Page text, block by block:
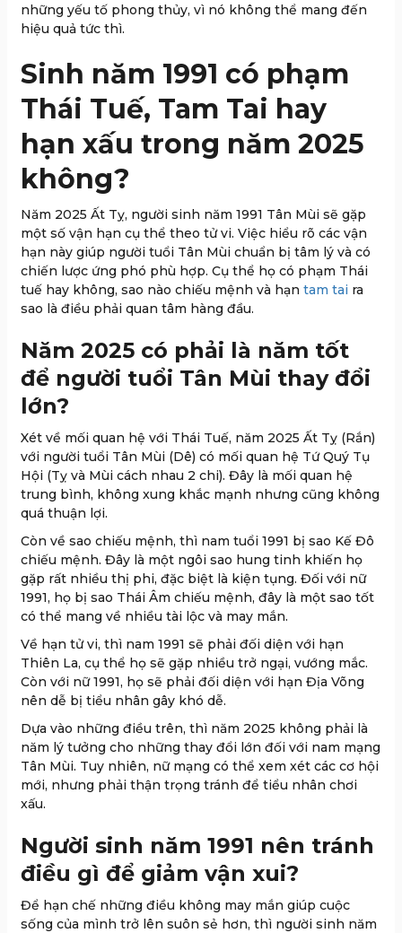
những yếu tố phong thủy, vì nó không thể mang đến
hiệu quả tức thì.
Sinh năm 1991 có phạm
Thái Tuế, Tam Tai hay
hạn xấu trong năm 2025
không?
Năm 2025 Ất Tỵ, người sinh năm 1991 Tân Mùi sẽ gặp
một số vận hạn cụ thể theo tử vi. Việc hiểu rõ các vận
hạn này giúp người tuổi Tân Mùi chuẩn bị tâm lý và có
chiến lược ứng phó phù hợp. Cụ thể họ có phạm Thái
tuế hay không, sao nào chiếu mệnh và hạn tam tai ra
sao là điều phải quan tâm hàng đầu.
Năm 2025 có phải là năm tốt
để người tuổi Tân Mùi thay đổi
lớn?
Xét về mối quan hệ với Thái Tuế, năm 2025 Ất Tỵ (Rắn)
với người tuổi Tân Mùi (Dê) có mối quan hệ Tứ Quý Tụ
Hội (Tỵ và Mùi cách nhau 2 chi). Đây là mối quan hệ
trung bình, không xung khắc mạnh nhưng cũng không
quá thuận lợi.
Còn về sao chiếu mệnh, thì nam tuổi 1991 bị sao Kế Đô
chiếu mệnh. Đây là một ngôi sao hung tinh khiến họ
gặp rất nhiều thị phi, đặc biệt là kiện tụng. Đối với nữ
1991, họ bị sao Thái Âm chiếu mệnh, đây là một sao tốt
có thể mang về nhiều tài lộc và may mắn.
Về hạn tử vi, thì nam 1991 sẽ phải đối diện với hạn
Thiên La, cụ thể họ sẽ gặp nhiều trở ngại, vướng mắc.
Còn với nữ 1991, họ sẽ phải đối diện với hạn Địa Võng
nên dễ bị tiểu nhân gây khó dễ.
Dựa vào những điều trên, thì năm 2025 không phải là
năm lý tưởng cho những thay đổi lớn đối với nam mạng
Tân Mùi. Tuy nhiên, nữ mạng có thể xem xét các cơ hội
mới, nhưng phải thận trọng tránh để tiểu nhân chơi
xấu.
Người sinh năm 1991 nên tránh
điều gì để giảm vận xui?
Để hạn chế những điều không may mắn giúp cuộc
sống của mình trở lên suôn sẻ hơn, thì người sinh năm